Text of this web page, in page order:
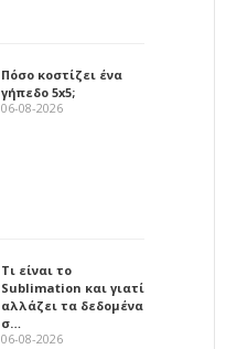
Πόσο κοστίζει ένα
γήπεδο 5x5;
06-08-2026
Τι είναι το
Sublimation και γιατί
αλλάζει τα δεδομένα
σ…
06-08-2026